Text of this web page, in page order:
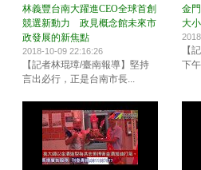
林義豐台南大躍進CEO全球首創
競選新動力 政見概念館未來市
政發展的新焦點
2018-10-09 22:16:26
【記者林琨璋/臺南報導】堅持
言出必行，正是台南市長...
金
大
【
下